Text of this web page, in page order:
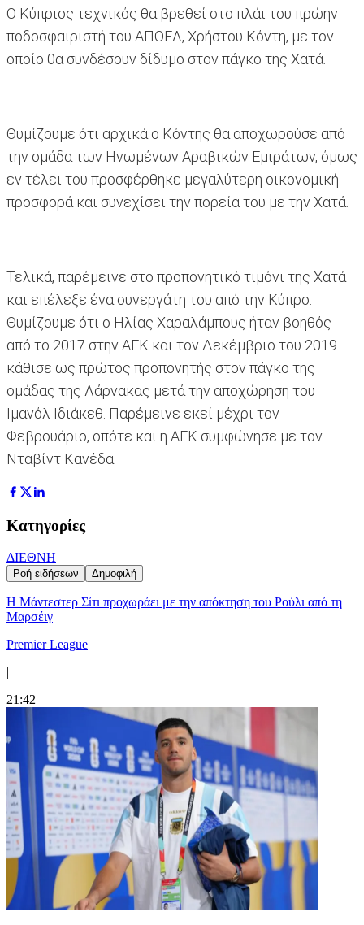
Ο Κύπριος τεχνικός θα βρεθεί στο πλάι του πρώην
ποδοσφαιριστή του ΑΠΟΕΛ, Χρήστου Κόντη, με τον
οποίο θα συνδέσουν δίδυμο στον πάγκο της Χατά.
Θυμίζουμε ότι αρχικά ο Κόντης θα αποχωρούσε από
την ομάδα των Ηνωμένων Αραβικών Εμιράτων, όμως
εν τέλει του προσφέρθηκε μεγαλύτερη οικονομική
προσφορά και συνεχίσει την πορεία του με την Χατά.
Τελικά, παρέμεινε στο προπονητικό τιμόνι της Χατά
και επέλεξε ένα συνεργάτη του από την Κύπρο.
Θυμίζουμε ότι ο Ηλίας Χαραλάμπους ήταν βοηθός
από το 2017 στην ΑΕΚ και τον Δεκέμβριο του 2019
κάθισε ως πρώτος προπονητής στον πάγκο της
ομάδας της Λάρνακας μετά την αποχώρηση του
Ιμανόλ Ιδιάκεθ. Παρέμεινε εκεί μέχρι τον
Φεβρουάριο, οπότε και η ΑΕΚ συμφώνησε με τον
Νταβίντ Κανέδα.
Κατηγορίες
ΔΙΕΘΝΗ
Ροή ειδήσεων Δημοφιλή
Η Μάντεστερ Σίτι προχωράει με την απόκτηση του Ρούλι από τη
Μαρσέιγ
Premier League
|
21:42